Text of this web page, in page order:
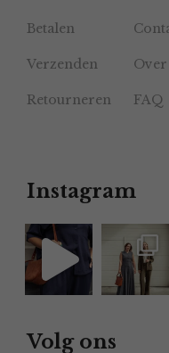
Betalen
Verzenden
Retourneren FAQ
Instagram
Volg ons